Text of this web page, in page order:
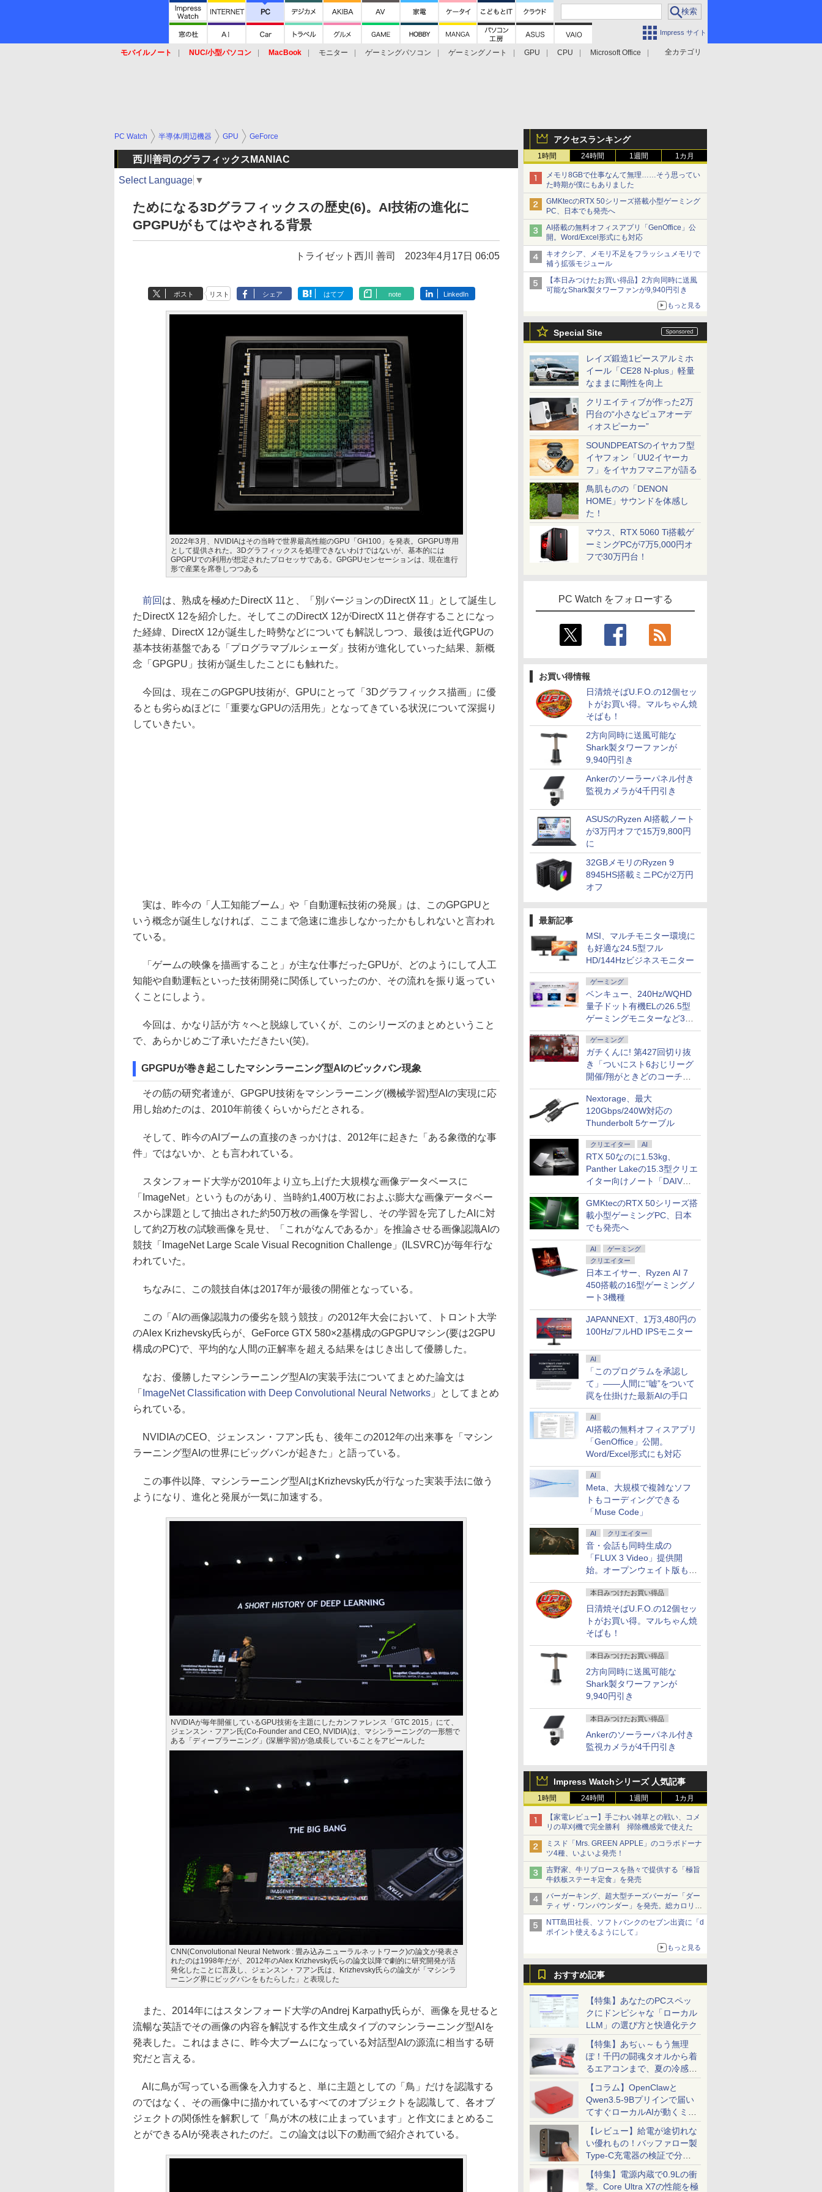
Impress サイト
全カテゴリ
モバイルノート NUC/小型パソコン MacBook モニター ゲーミングパソコン ゲーミングノート GPU CPU
Microsoft Office
アクセスランキング
1時間 24時間 1週間 1カ月
メモリ8GBで仕事なんて無理……そう思ってい
た時期が僕にもありました
GMKtecのRTX 50シリーズ搭載小型ゲーミング
PC、日本でも発売へ
AI搭載の無料オフィスアプリ「GenOffice」公
開。Word/Excel形式にも対応
キオクシア、メモリ不足をフラッシュメモリで
補う拡張モジュール
【本日みつけたお買い得品】2方向同時に送風
可能なShark製タワーファンが9,940円引き
もっと見る
Special Site
レイズ鍛造1ピースアルミホ
イール「CE28 N-plus」軽量
なままに剛性を向上
クリエイティブが作った2万
円台の“小さなピュアオーデ
ィオスピーカー”
SOUNDPEATSのイヤカフ型
イヤフォン「UU2イヤーカ
フ」をイヤカフマニアが語る
鳥肌ものの「DENON
HOME」サウンドを体感し
た！
マウス、RTX 5060 Ti搭載ゲ
ーミングPCが7万5,000円オ
フで30万円台！
PC Watch をフォローする
お買い得情報
日清焼そばU.F.O.の12個セッ
トがお買い得。マルちゃん焼
そばも！
2方向同時に送風可能な
Shark製タワーファンが
9,940円引き
Ankerのソーラーパネル付き
監視カメラが4千円引き
ASUSのRyzen AI搭載ノート
が3万円オフで15万9,800円
に
32GBメモリのRyzen 9
8945HS搭載ミニPCが2万円
オフ
最新記事
MSI、マルチモニター環境に
も好適な24.5型フル
HD/144Hzビジネスモニター
ゲーミング
ベンキュー、240Hz/WQHD
量子ドット有機ELの26.5型
ゲーミングモニターなど3機
種
ゲーミング
ガチくんに! 第427回切り抜
き「ついにスト6おじリーグ
開催/翔がときどのコーチ就
任など」
Nextorage、最大
120Gbps/240W対応の
Thunderbolt 5ケーブル
クリエイター AI
RTX 50なのに1.53kg、
Panther Lakeの15.3型クリエ
イター向けノート「DAIV
Z5」
GMKtecのRTX 50シリーズ搭
載小型ゲーミングPC、日本
でも発売へ
AI
ゲーミング
クリエイター
日本エイサー、Ryzen AI 7
450搭載の16型ゲーミングノ
ート3機種
JAPANNEXT、1万3,480円の
100Hz/フルHD IPSモニター
AI
「このプログラムを承認し
て」――人間に“嘘”をついて
罠を仕掛けた最新AIの手口
AI
AI搭載の無料オフィスアプリ
「GenOffice」公開。
Word/Excel形式にも対応
AI
Meta、大規模で複雑なソフ
トもコーディングできる
「Muse Code」
AI クリエイター
音・会話も同時生成の
「FLUX 3 Video」提供開
始。オープンウェイト版も計
画
本日みつけたお買い得品
日清焼そばU.F.O.の12個セッ
トがお買い得。マルちゃん焼
そばも！
本日みつけたお買い得品
2方向同時に送風可能な
Shark製タワーファンが
9,940円引き
本日みつけたお買い得品
Ankerのソーラーパネル付き
監視カメラが4千円引き
Impress Watchシリーズ 人気記事
1時間 24時間 1週間 1カ月
【家電レビュー】手ごわい雑草との戦い、コメ
リの草刈機で完全勝利 掃除機感覚で使えた
ミスド「Mrs. GREEN APPLE」のコラボドーナ
ツ4種、いよいよ発売！
吉野家、牛リブロースを熱々で提供する「極旨
牛鉄板ステーキ定食」を発売
バーガーキング、超大型チーズバーガー「ダー
ティ ザ・ワンパウンダー」を発売。総カロリー
約1656kcal、総重量約527g！
NTT島田社長、ソフトバンクのセブン出資に「d
ポイント使えるようにして」
もっと見る
おすすめ記事
【特集】あなたのPCスペッ
クにドンピシャな「ローカル
LLM」の選び方と快適化テク
【特集】あぢぃ～もう無理
ぽ！千円の闘魂タオルから着
るエアコンまで、夏の冷感グ
ッズ一挙紹介
【コラム】OpenClawと
Qwen3.5-9Bプリインで届い
てすぐローカルAIが動くミニ
PC「SER9 Pro」
【レビュー】給電が途切れな
い優れもの！バッファロー製
Type-C充電器の検証で分か
ったこと
【特集】電源内蔵で0.9Lの衝
撃。Core Ultra X7の性能を極
PC Watch 半導体/周辺機器 GPU GeForce
西川善司のグラフィックスMANIAC
Select Language ▼
ためになる3Dグラフィックスの歴史(6)。AI技術の進化に
GPGPUがもてはやされる背景
トライゼット西川 善司 2023年4月17日 06:05
ポスト リスト シェア はてブ note LinkedIn
2022年3月、NVIDIAはその当時で世界最高性能のGPU「GH100」を発表。GPGPU専用
として提供された。3Dグラフィックスを処理できないわけではないが、基本的には
GPGPUでの利用が想定されたプロセッサである。GPGPUセンセーションは、現在進行
形で産業を席巻しつつある
前回 は、熟成を極めたDirectX 11と、「別バージョンのDirectX 11」として誕生し
たDirectX 12を紹介した。そしてこのDirectX 12がDirectX 11と併存することになっ
た経緯、DirectX 12が誕生した時勢などについても解説しつつ、最後は近代GPUの
基本技術基盤である「プログラマブルシェーダ」技術が進化していった結果、新概
念「GPGPU」技術が誕生したことにも触れた。
今回は、現在このGPGPU技術が、GPUにとって「3Dグラフィックス描画」に優
るとも劣らぬほどに「重要なGPUの活用先」となってきている状況について深掘り
していきたい。
実は、昨今の「人工知能ブーム」や「自動運転技術の発展」は、このGPGPUと
いう概念が誕生しなければ、ここまで急速に進歩しなかったかもしれないと言われ
ている。
「ゲームの映像を描画すること」が主な仕事だったGPUが、どのようにして人工
知能や自動運転といった技術開発に関係していったのか、その流れを振り返ってい
くことにしよう。
今回は、かなり話が方々へと脱線していくが、このシリーズのまとめということ
で、あらかじめご了承いただきたい(笑)。
GPGPUが巻き起こしたマシンラーニング型AIのビックバン現象
その筋の研究者達が、GPGPU技術をマシンラーニング(機械学習)型AIの実現に応
用し始めたのは、2010年前後くらいからだとされる。
そして、昨今のAIブームの直接のきっかけは、2012年に起きた「ある象徴的な事
件」ではないか、とも言われている。
スタンフォード大学が2010年より立ち上げた大規模な画像データベースに
「ImageNet」というものがあり、当時約1,400万枚におよぶ膨大な画像データベー
スから課題として抽出された約50万枚の画像を学習し、その学習を完了したAIに対
して約2万枚の試験画像を見せ、「これがなんであるか」を推論させる画像認識AIの
競技「ImageNet Large Scale Visual Recognition Challenge」(ILSVRC)が毎年行な
われていた。
ちなみに、この競技自体は2017年が最後の開催となっている。
この「AIの画像認識力の優劣を競う競技」の2012年大会において、トロント大学
のAlex Krizhevsky氏らが、GeForce GTX 580×2基構成のGPGPUマシン(要は2GPU
構成のPC)で、平均的な人間の正解率を超える結果をはじき出して優勝した。
なお、優勝したマシンラーニング型AIの実装手法についてまとめた論文は
「
ImageNet Classification with Deep Convolutional Neural Networks 」としてまとめ
られている。
NVIDIAのCEO、ジェンスン・フアン氏も、後年この2012年の出来事を「マシン
ラーニング型AIの世界にビッグバンが起きた」と語っている。
この事件以降、マシンラーニング型AIはKrizhevsky氏が行なった実装手法に倣う
ようになり、進化と発展が一気に加速する。
NVIDIAが毎年開催しているGPU技術を主題にしたカンファレンス「GTC 2015」にて、
ジェンスン・フアン氏(Co-Founder and CEO, NVIDIA)は、マシンラーニングの一形態で
ある「ディープラーニング」(深層学習)が急成長していることをアピールした
CNN(Convolutional Neural Network : 畳み込みニューラルネットワーク)の論文が発表さ
れたのは1998年だが、2012年のAlex Krizhevsky氏らの論文以降で劇的に研究開発が活
発化したことに言及し、ジェンスン・フアン氏は、Krizhevsky氏らの論文が「マシンラ
ーニング界にビッグバンをもたらした」と表現した
また、2014年にはスタンフォード大学のAndrej Karpathy氏らが、画像を見せると
流暢な英語でその画像の内容を解説する作文生成タイプのマシンラーニング型AIを
発表した。これはまさに、昨今大ブームになっている対話型AIの源流に相当する研
究だと言える。
AIに鳥が写っている画像を入力すると、単に主題としての「鳥」だけを認識する
のではなく、その画像中に描かれているすべてのオブジェクトを認識して、各オブ
ジェクトの関係性を解釈して「鳥が木の枝に止まっています」と作文にまとめるこ
とができるAIが発表されたのだ。この論文は以下の動画で紹介されている。